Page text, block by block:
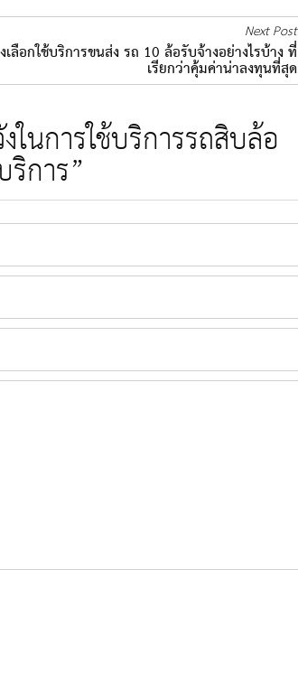
Next Post
เลือกใช้บริการขนส่ง รถ 10 ล้อรับจ้างอย่างไรบ้าง ที่
เรียกว่าคุ้มค่าน่าลงทุนที่สุด
นการใช้บริการรถสิบล้อ
การ”